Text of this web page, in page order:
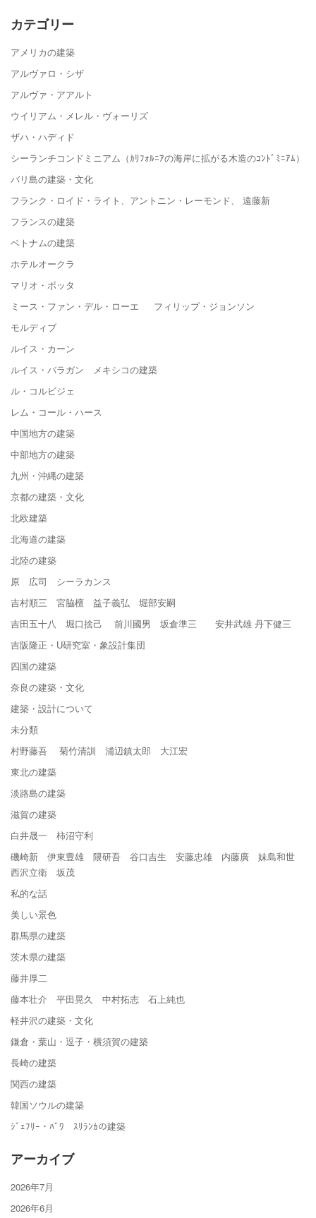
カテゴリー
アメリカの建築
アルヴァロ・シザ
アルヴァ・アアルト
ウイリアム・メレル・ヴォーリズ
ザハ・ハディド
シーランチコンドミニアム（ｶﾘﾌｫﾙﾆｱの海岸に拡がる木造のｺﾝﾄﾞﾐﾆｱﾑ）
バリ島の建築・文化
フランク・ロイド・ライト、アントニン・レーモンド、 遠藤新
フランスの建築
ベトナムの建築
ホテルオークラ
マリオ・ボッタ
ミース・ファン・デル・ローエ フィリップ・ジョンソン
モルディブ
ルイス・カーン
ルイス・バラガン メキシコの建築
ル・コルビジェ
レム・コール・ハース
中国地方の建築
中部地方の建築
九州・沖縄の建築
京都の建築・文化
北欧建築
北海道の建築
北陸の建築
原 広司 シーラカンス
吉村順三 宮脇檀 益子義弘 堀部安嗣
吉田五十八 堀口捨己 前川國男 坂倉準三 安井武雄 丹下健三
吉阪隆正・U研究室・象設計集団
四国の建築
奈良の建築・文化
建築・設計について
未分類
村野藤吾 菊竹清訓 浦辺鎮太郎 大江宏
東北の建築
淡路島の建築
滋賀の建築
白井晟一 柿沼守利
磯崎新 伊東豊雄 隈研吾 谷口吉生 安藤忠雄 内藤廣 妹島和世
西沢立衛 坂茂
私的な話
美しい景色
群馬県の建築
茨木県の建築
藤井厚二
藤本壮介 平田晃久 中村拓志 石上純也
軽井沢の建築・文化
鎌倉・葉山・逗子・横須賀の建築
長崎の建築
関西の建築
韓国ソウルの建築
ｼﾞｪﾌﾘｰ・ﾊﾞﾜ ｽﾘﾗﾝｶの建築
アーカイブ
2026年7月
2026年6月